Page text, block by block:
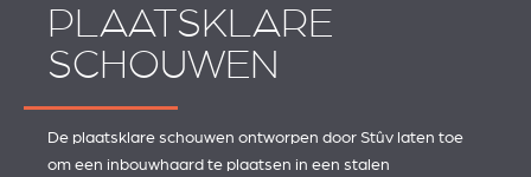
PLAATSKLARE
SCHOUWEN
De plaatsklare schouwen ontworpen door Stûv laten toe
om een inbouwhaard te plaatsen in een stalen